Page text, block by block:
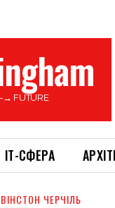
FUTURE
ІТ-СФЕРА
ВІНСТОН ЧЕРЧІЛЬ